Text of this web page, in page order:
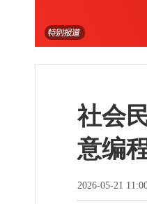
社会
意编
2026-05-21